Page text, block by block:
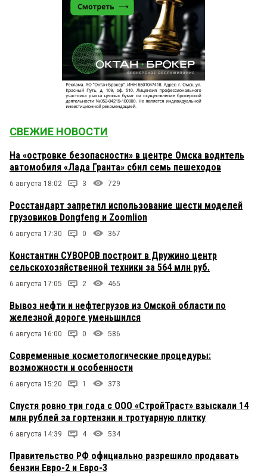
СВЕЖИЕ НОВОСТИ
На «островке безопасности» в центре Омска водитель
автомобиля «Лада Гранта» сбил семь пешеходов
6 августа 18:02 3 729
Росстандарт запретил использование шести моделей
грузовиков Dongfeng и Zoomlion
6 августа 17:30 0 367
Константин СУВОРОВ построит в Дружино центр
сельскохозяйственной техники за 564 млн руб.
6 августа 17:05 2 465
Вывоз нефти и нефтегрузов из Омской области по
железной дороге уменьшился
6 августа 16:00 0 586
Современные косметологические процедуры:
возможности и особенности
6 августа 15:20 1 373
Спустя ровно три года с ООО «СтройТраст» взыскали 14
млн рублей за гортензии и тротуарную плитку
6 августа 14:39 4 534
Правительство РФ официально разрешило продавать
бензин Евро-2 и Евро-3